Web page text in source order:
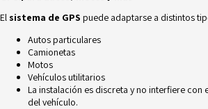
El sistema de GPS puede adaptarse a distintos
Autos particulares
Camionetas
Motos
Vehículos utilitarios
La instalación es discreta y no interfiere con
del vehículo.